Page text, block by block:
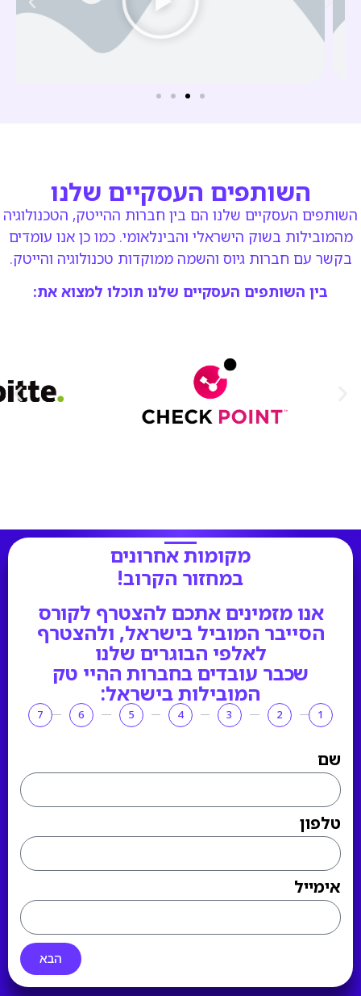
השותפים העסקיים שלנו
השותפים העסקיים שלנו הם בין חברות ההייטק, הטכנולוגיה
מהמובילות בשוק הישראלי והבינלאומי. כמו כן אנו עומדים
בקשר עם חברות גיוס והשמה ממוקדות טכנולוגיה והייטק.
בין השותפים העסקיים שלנו תוכלו למצוא את:
מקומות אחרונים
במחזור הקרוב!
מקומות אחרונים
במחזור הקרוב!
אנו מזמינים אתכם להצטרף לקורס
הסייבר המוביל בישראל, ולהצטרף
לאלפי הבוגרים שלנו
שכבר עובדים בחברות ההיי טק
המובילות בישראל:
1
2
3
4
5
6
7
שם
טלפון
אימייל
הבא